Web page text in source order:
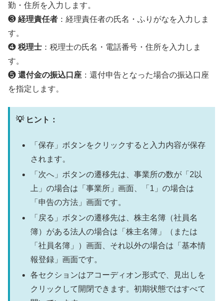
勤・住所を入力します。
❸ 経理責任者 ：経理責任者の氏名・ふりがなを入力しま
す。
❹ 税理士 ：税理士の氏名・電話番号・住所を入力しま
す。
❺ 還付金の振込口座 ：還付申告となった場合の振込口座
を指定します。
💡 ヒント：
「保存」ボタンをクリックすると入力内容が保存
されます。
「次へ」ボタンの遷移先は、事業所の数が「2以
上」の場合は「事業所」画面、「1」の場合は
「申告の方法」画面です。
「戻る」ボタンの遷移先は、株主名簿（社員名
簿）がある法人の場合は「株主名簿」（または
「社員名簿」）画面、それ以外の場合は「基本情
報登録」画面です。
各セクションはアコーディオン形式で、見出しを
クリックして開閉できます。初期状態ではすべて